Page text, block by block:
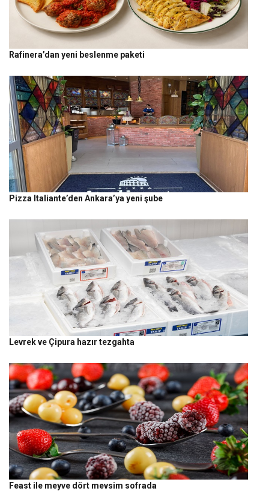
Rafinera’dan yeni beslenme paketi
Pizza Italiante’den Ankara’ya yeni şube
Levrek ve Çipura hazır tezgahta
Feast ile meyve dört mevsim sofrada